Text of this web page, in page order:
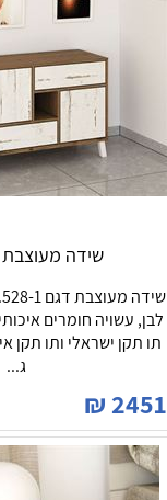
שידה מעוצבת 528-1 רא
לבן, עשויה חומרים
תו תקן ישראלי ותו תקן
ג...
2451
₪